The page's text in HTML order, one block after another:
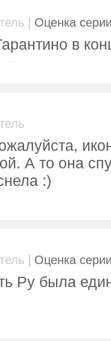
| Оценка
в
А то она
:)
| Оценка
Ру была